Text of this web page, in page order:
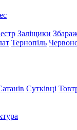
Заліщики
Тернопіль
Сутківці